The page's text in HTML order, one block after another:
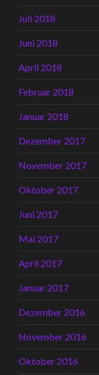
Juli 2018
Juni 2018
April 2018
Februar 2018
Januar 2018
Dezember 2017
November 2017
Oktober 2017
Juni 2017
Mai 2017
April 2017
Januar 2017
Dezember 2016
November 2016
Oktober 2016